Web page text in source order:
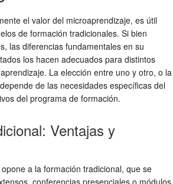
el valor del microaprendizaje, es útil
de formación tradicionales. Si bien
las diferencias fundamentales en su
los hacen adecuados para distintos
La elección entre uno y otro, o la
de las necesidades específicas del
del programa de formación.
Ventajas y
a la formación tradicional, que se
conferencias presenciales o módulos